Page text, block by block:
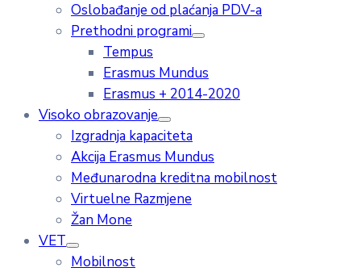
Oslobađanje od plaćanja PDV-a
Prethodni programi
Tempus
Erasmus Mundus
Erasmus + 2014-2020
Visoko obrazovanje
Izgradnja kapaciteta
Akcija Erasmus Mundus
Međunarodna kreditna mobilnost
Virtuelne Razmjene
Žan Mone
VET
Mobilnost